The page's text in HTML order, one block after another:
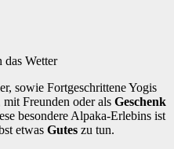
das Wetter
sowie Fortgeschrittene Yogis
Freunden oder als Geschenk
besondere Alpaka-Erlebins ist
etwas Gutes zu tun.